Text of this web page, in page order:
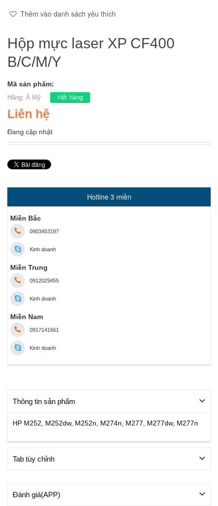
Thêm vào danh sách yêu thích
Hộp mực laser XP CF400
B/C/M/Y
Mã sản phẩm:
Hãng: Á Mỹ Hết hàng
Liên hệ
Đang cập nhật
Hotline 3 miền
Miền Bắc
0903453197
Kinh doanh
Miền Trung
0912029455
Kinh doanh
Miền Nam
0917141661
Kinh doanh
Thông tin sản phẩm
HP M252, M252dw, M252n, M274n, M277, M277dw, M277n
Tab tùy chỉnh
Đánh giá(APP)